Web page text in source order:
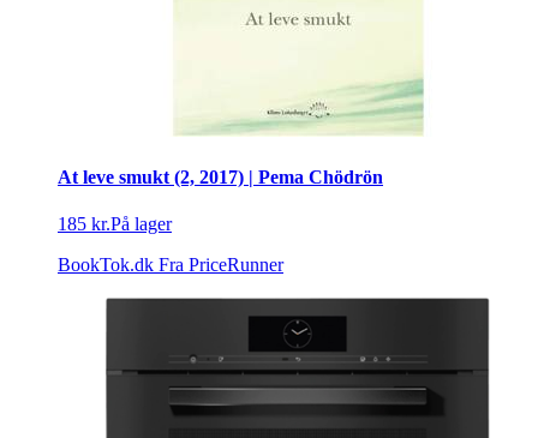
At leve smukt (2, 2017) | Pema Chödrön
185 kr.På lager
BookTok.dk Fra PriceRunner